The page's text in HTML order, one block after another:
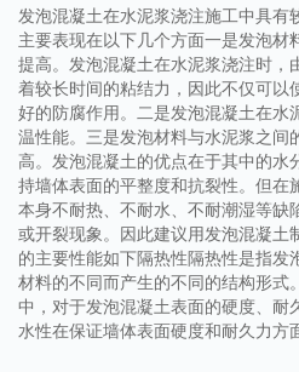
发泡混凝土在水泥浆浇注施工中具有
主要表现在以下几个方面一是发泡材
提高。发泡混凝土在水泥浆浇注时，
着较长时间的粘结力，因此不仅可以
好的防腐作用。二是发泡混凝土在水
温性能。三是发泡材料与水泥浆之间
高。发泡混凝土的优点在于其中的水
持墙体表面的平整度和抗裂性。但在
本身不耐热、不耐水、不耐潮湿等缺
或开裂现象。因此建议用发泡混凝土
的主要性能如下隔热性隔热性是指发
材料的不同而产生的不同的结构形式
中，对于发泡混凝土表面的硬度、耐
水性在保证墙体表面硬度和耐久力方